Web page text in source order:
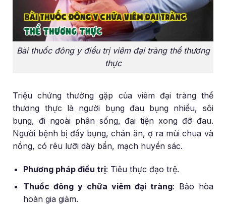
Bài thuốc đông y điều trị viêm đại tràng thể thương
thực
Triệu chứng thường gặp của viêm đại tràng thể
thương thực là người bụng đau bụng nhiều, sôi
bụng, đi ngoài phân sống, đại tiện xong đỡ đau.
Người bệnh bị đầy bụng, chán ăn, ợ ra mùi chua và
nồng, có rêu lưỡi dày bẩn, mạch huyền sác.
Phương pháp điều trị: Tiêu thực đạo trệ.
Thuốc đông y chữa viêm đại tràng: Bảo hòa
hoàn gia giảm.